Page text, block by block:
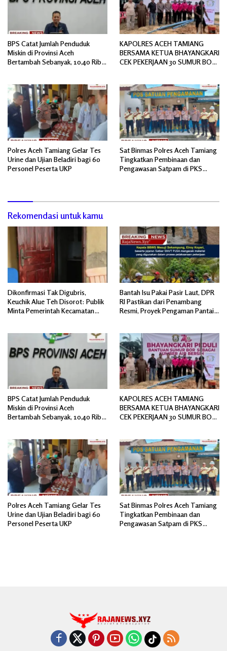
BPS Catat Jumlah Penduduk
Miskin di Provinsi Aceh
Bertambah Sebanyak, 10,40 Ribu
KAPOLRES ACEH TAMIANG
BERSAMA KETUA BHAYANGKARI
CEK PEKERJAAN 30 SUMUR BOR
Polres Aceh Tamiang Gelar Tes
Urine dan Ujian Beladiri bagi 60
Personel Peserta UKP
Sat Binmas Polres Aceh Tamiang
Tingkatkan Pembinaan dan
Pengawasan Satpam di PKS
Rekomendasi untuk kamu
Dikonfirmasi Tak Digubris,
Keuchik Alue Teh Disorot: Publik
Minta Pemerintah Kecamatan
Bantah Isu Pakai Pasir Laut, DPR
RI Pastikan dari Penambang
Resmi, Proyek Pengaman Pantai
BPS Catat Jumlah Penduduk
Miskin di Provinsi Aceh
Bertambah Sebanyak, 10,40 Ribu
KAPOLRES ACEH TAMIANG
BERSAMA KETUA BHAYANGKARI
CEK PEKERJAAN 30 SUMUR BOR
Polres Aceh Tamiang Gelar Tes
Urine dan Ujian Beladiri bagi 60
Personel Peserta UKP
Sat Binmas Polres Aceh Tamiang
Tingkatkan Pembinaan dan
Pengawasan Satpam di PKS